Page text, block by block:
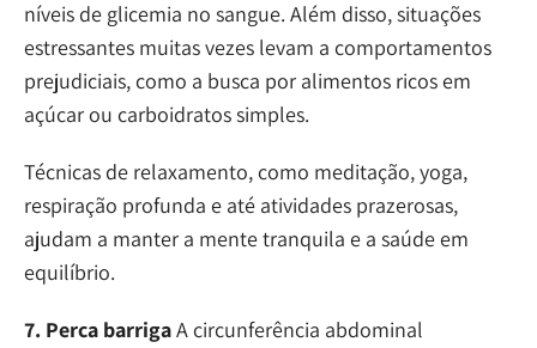
níveis de glicemia no sangue. Além disso, situações
estressantes muitas vezes levam a comportamentos
prejudiciais, como a busca por alimentos ricos em
açúcar ou carboidratos simples.
Técnicas de relaxamento, como meditação, yoga,
respiração profunda e até atividades prazerosas,
ajudam a manter a mente tranquila e a saúde em
equilíbrio.
7. Perca barrigaA circunferência abdominal